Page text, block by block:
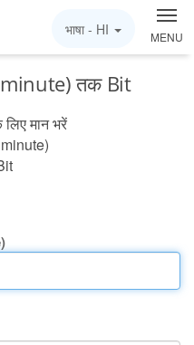
MENU
भाषा - HI
minute) तक Bit
लिए मान भरें